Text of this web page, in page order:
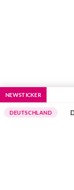
NEWSTICKER
Die